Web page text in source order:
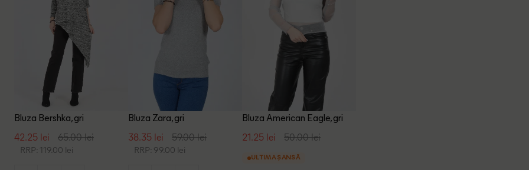
Bluza Bershka, gri
42.25 lei 65.00 lei
RRP: 119.00 lei
Bluza Zara, gri
38.35 lei 59.00 lei
RRP: 99.00 lei
Bluza American Eagle, gri
21.25 lei 50.00 lei
ULTIMA ȘANSĂ